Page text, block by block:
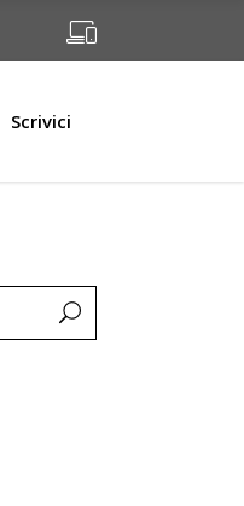
Scrivici